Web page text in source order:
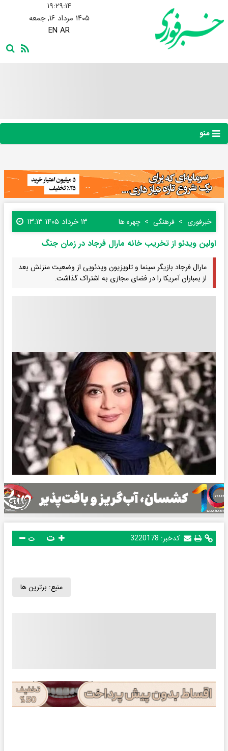
۱۹:۲۹:۱۵
۱۴۰۵ مرداد ۱۶, جمعه
EN AR
منو
خبرفوری فرهنگی چهره ها ۱۳ خرداد ۱۴۰۵ ۱۳:۱۳
اولین ویدئو از تخریب خانه مارال فرجاد در زمان جنگ
مارال فرجاد بازیگر سینما و تلویزیون ویدئویی از وضعیت منزلش بعد
از بمباران آمریکا را در فضای مجازی به اشتراک گذاشت.
کدخبر: 3220178 ت
منبع: برترین ها